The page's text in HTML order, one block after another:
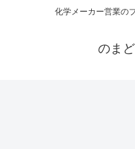
化学メーカー営業の
のま